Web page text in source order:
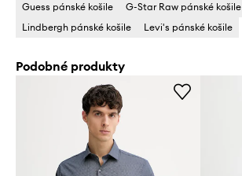
Guess pánské košile
G-Star Raw pánské košile
Lindbergh pánské košile
Levi's pánské košile
Podobné produkty